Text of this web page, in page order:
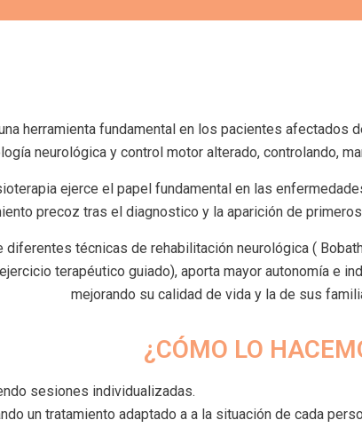
herramienta fundamental en los pacientes afectados
neurológica y control motor alterado, controlando,
ejerce el papel fundamental en las
precoz tras el diagnostico y la aparición de
diferentes técnicas de rehabilitación neurológica (
terapéutico guiado), aporta mayor autonomía e
mejorando su calidad de vida y la de sus
¿CÓMO LO
sesiones individualizadas.
un tratamiento adaptado a a la situación de cada